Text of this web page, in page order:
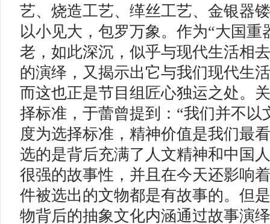
艺、烧造工艺、缂丝工艺、金银器
以小见大，包罗万象。作为“大国重
老，如此深沉，似乎与现代生活相
的演绎，又揭示出它与我们现代生
而这也正是节目组匠心独运之处。
择标准，于蕾曾提到：“我们并不以
度为选择标准，精神价值是我们最
选的是背后充满了人文精神和中国
很强的故事性，并且在今天还影响
件被选出的文物都是有故事的。但
物背后的抽象文化内涵通过故事演